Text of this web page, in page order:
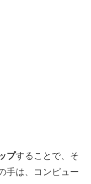
プすることで、そ
手は、コンピュー